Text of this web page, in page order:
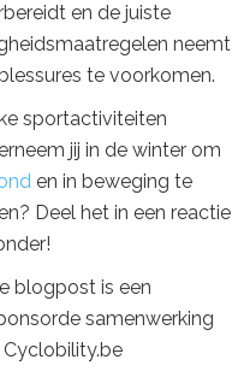
en de juiste
neemt
te voorkomen.
sportactiviteiten
jij in de winter om
en in beweging te
Deel het in een reactie
blogpost is een
samenwerking